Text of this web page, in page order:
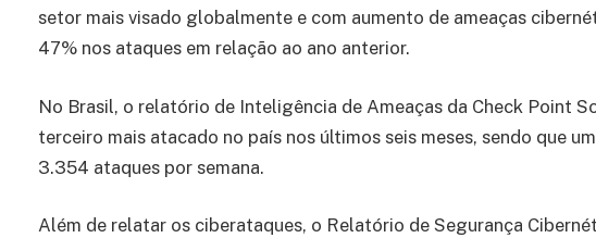
setor mais visado globalmente e com aumento de ameaças
47% nos ataques em relação ao ano anterior.
No Brasil, o relatório de Inteligência de Ameaças da Check Point
terceiro mais atacado no país nos últimos seis meses, sendo que
3.354 ataques por semana.
Além de relatar os ciberataques, o Relatório de Segurança